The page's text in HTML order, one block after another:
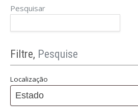
Pesquisar
Filtre, Pesquise
Localização
Estado